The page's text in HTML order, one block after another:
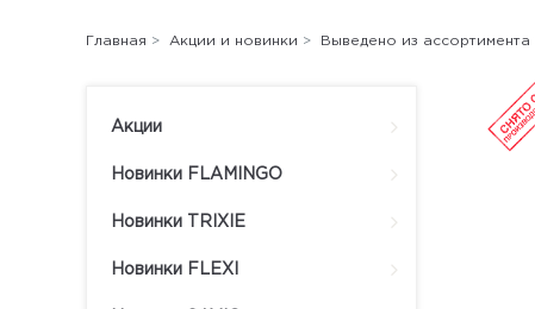
Акции
Новинки FLAMINGO
Новинки TRIXIE
Новинки FLEXI
Главная > Акции и новинки > Выведено из ассортимента